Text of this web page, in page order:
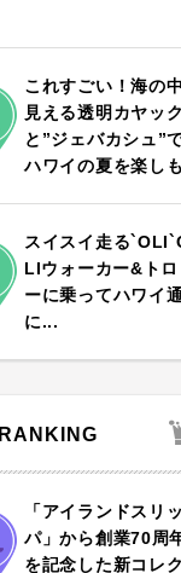
PLAY
これすごい！海の
見える透明カヤック
と”ジェバカシュ”
ハワイの夏を楽し
PLAY
スイスイ走る
LIウォーカー&トロ
ーに乗ってハワイ通
に...
FASHION
「アイランドスリッ
パ」から創業70周
を記念した新コレ